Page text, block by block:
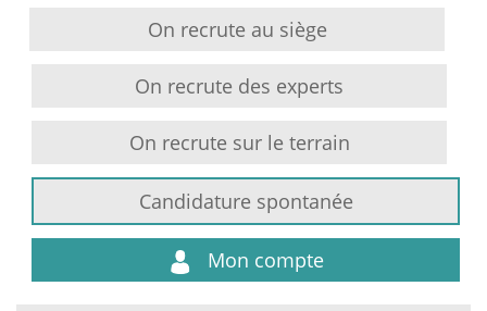
On recrute au siège
On recrute des experts
On recrute sur le terrain
Candidature spontanée
Mon compte